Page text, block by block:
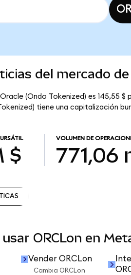
del mercado
(Ondo Tokenized) es 145,55
tiene una capitalización
$
VOLUMEN DE
771,06
ORCLon en
Vender ORCLon
Cambia ORCLon